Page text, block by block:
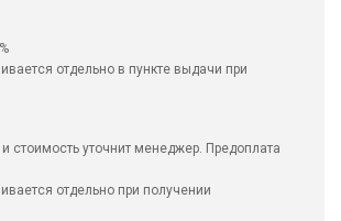
отдельно в пункте выдачи при
и стоимость уточнит менеджер. Предоплата
отдельно при получении